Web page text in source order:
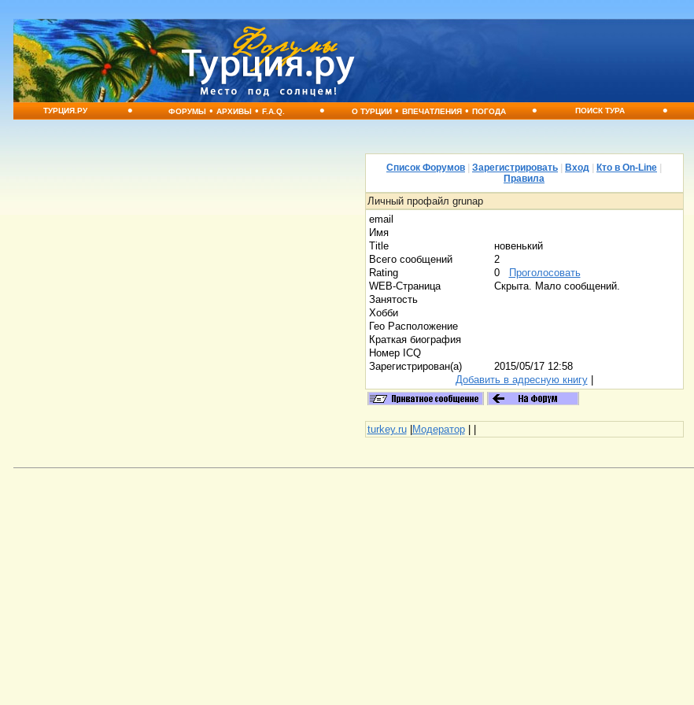
ТУРЦИЯ.РУ • ФОРУМЫ•АРХИВЫ•F.A.Q. • О ТУРЦИИ•ВПЕЧАТЛЕНИЯ•ПОГОДА • ПОИСК ТУРА •
Список Форумов Зарегистрировать Вход Кто в On-Line
Правила
Личный профайл grunap
email
Имя
Title
новенький
Всего сообщений
2
Rating
0
Проголосовать
WEB-Страница
Скрыта. Мало сообщений.
Занятость
Хобби
Гео Расположение
Краткая биография
Номер ICQ
Зарегистрирован(а)
2015/05/17 12:58
Добавить в адресную книгу|
turkey.ru|Модератор| |